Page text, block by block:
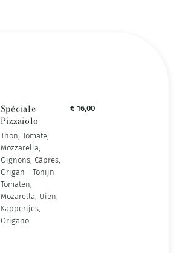
Spéciale
Pizzaiolo
Thon, Tomate,
Mozzarella,
Oignons, Câpres,
Origan - Tonijn
Tomaten,
Mozarella, Uien,
Kappertjes,
Origano
€ 16,00